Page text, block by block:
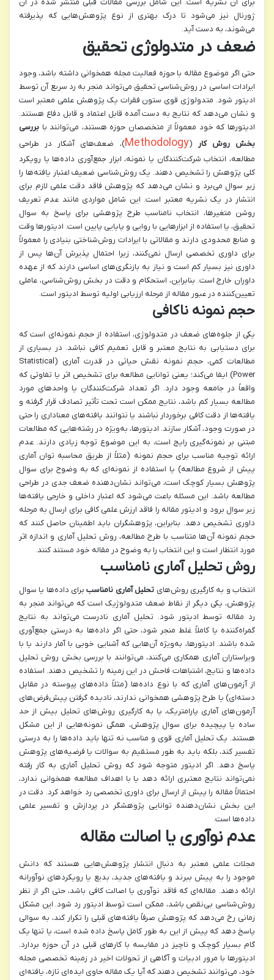
ژورنال نیز می‌شود تا درک بهتری از نوع پژوهش‌هایی که پذیرفته
می‌شوند، به دست آید.
ضعف در متدولوژی تحقیق
حتی اگر موضوع مقاله با حوزه فعالیت مجله همخوانی داشته باشد، وجود
ایرادات اساسی در روش‌شناسی تحقیق می‌تواند منجر به رد سریع آن توسط
ادیتور شود. متدولوژی قوی ستون فقرات یک پژوهش علمی معتبر است
و نشان می‌دهد که نتایج به دست آمده قابل اعتماد و قابل دفاع هستند.
ادیتورها که خود معمولاً از متخصصان حوزه هستند، می‌توانند با بررسی
بخش روش کار
(
Methodology)، ضعف‌های آشکار در طراحی
مطالعه، انتخاب شرکت‌کنندگان یا نمونه، ابزار جمع‌آوری داده‌ها یا رویکرد
کلی پژوهش را تشخیص دهند. یک روش‌شناسی ضعیف اعتبار یافته‌ها را
زیر سوال می‌برد و نشان می‌دهد که پژوهش فاقد دقت علمی لازم برای
انتشار در یک نشریه معتبر است. این شامل مواردی مانند عدم تعریف
روشن متغیرها، انتخاب نامناسب طرح پژوهشی برای پاسخ به سوال
تحقیق، یا استفاده از ابزارهایی با روایی و پایایی پایین است. ادیتورها وقت
و منابع محدودی دارند و مقالاتی با ایرادات روش‌شناختی بنیادی را معمولاً
برای داوری تخصصی ارسال نمی‌کنند، زیرا احتمال پذیرش آن‌ها پس از
داوری نیز بسیار کم است و نیاز به بازنگری‌های اساسی دارند که از عهده
داوران خارج است. بنابراین، استحکام و دقت در بخش روش‌شناسی، عاملی
تعیین‌کننده در عبور مقاله از مرحله ارزیابی اولیه توسط ادیتور است.
حجم نمونه ناکافی
یکی از جلوه‌های ضعف در متدولوژی، استفاده از حجم نمونه‌ای است که
برای دستیابی به نتایج معتبر و قابل تعمیم کافی نباشد. در بسیاری از
مطالعات کمی، حجم نمونه نقش حیاتی در قدرت آماری (Statistical
Power) ایفا می‌کند؛ یعنی توانایی مطالعه برای تشخیص اثر یا تفاوتی که
واقعاً در جامعه وجود دارد. اگر تعداد شرکت‌کنندگان یا واحدهای مورد
مطالعه بسیار کم باشد، نتایج ممکن است تحت تأثیر تصادف قرار گرفته و
یافته‌ها از دقت کافی برخوردار نباشند یا نتوانند یافته‌های معناداری را حتی
در صورت وجود، آشکار سازند. ادیتورها، به‌ویژه در رشته‌هایی که مطالعات
مبتنی بر نمونه‌گیری رایج است، به این موضوع توجه زیادی دارند. عدم
ارائه توجیه مناسب برای حجم نمونه (مثلاً از طریق محاسبه توان آماری
پیش از شروع مطالعه) یا استفاده از نمونه‌ای که به وضوح برای سوال
پژوهش بسیار کوچک است، می‌تواند نشان‌دهنده ضعف جدی در طراحی
مطالعه باشد. این مسئله باعث می‌شود که اعتبار داخلی و خارجی یافته‌ها
زیر سوال برود و ادیتور مقاله را فاقد ارزش علمی کافی برای ارسال به مرحله
داوری تشخیص دهد. بنابراین، پژوهشگران باید اطمینان حاصل کنند که
حجم نمونه آن‌ها متناسب با طرح مطالعه، روش تحلیل آماری و اندازه اثر
مورد انتظار است و این انتخاب را به وضوح در مقاله خود مستند کنند.
روش تحلیل آماری نامناسب
انتخاب و به کارگیری روش‌های تحلیل آماری نامناسببرای داده‌ها یا سوال
پژوهش، یکی دیگر از نقاط ضعف متدولوژیک است که می‌تواند منجر به
رد مقاله توسط ادیتور شود. تحلیل آماری نادرست می‌تواند به نتایج
گمراه‌کننده یا کاملاً غلط منجر شود، حتی اگر داده‌ها به درستی جمع‌آوری
شده باشند. ادیتورها، به‌ویژه آن‌هایی که آشنایی خوبی با آمار دارند یا با
ویراستاران آماری همکاری می‌کنند، می‌توانند با بررسی بخش روش تحلیل
داده‌ها و نتایج، اشتباهات فاحش در این زمینه را تشخیص دهند. استفاده
از آزمون‌های آماری که با نوع داده‌ها (مثلاً داده‌های پیوسته در مقابل
دسته‌ای) یا طرح پژوهشی همخوانی ندارند، نادیده گرفتن پیش‌فرض‌های
آزمون‌های آماری پارامتریک، یا به کارگیری روش‌های تحلیل بیش از حد
ساده یا پیچیده برای سوال پژوهش، همگی نمونه‌هایی از این مشکل
هستند. یک تحلیل آماری قوی و مناسب نه تنها باید داده‌ها را به درستی
تفسیر کند، بلکه باید به طور مستقیم به سوالات یا فرضیه‌های پژوهش
پاسخ دهد. اگر ادیتور متوجه شود که روش تحلیل آماری به کار رفته
نمی‌تواند نتایج معتبری ارائه دهد یا با اهداف مطالعه همخوانی ندارد،
احتمالاً مقاله را پیش از ارسال برای داوری تخصصی رد خواهد کرد. دقت در
این بخش نشان‌دهنده توانایی پژوهشگر در پردازش و تفسیر علمی
داده‌ها است.
عدم نوآوری یا اصالت مقاله
مجلات علمی معتبر به دنبال انتشار پژوهش‌هایی هستند که دانش
موجود را به پیش ببرند و یافته‌های جدید، بدیع یا رویکردهای نوآورانه
ارائه دهند. مقاله‌ای که فاقد نوآوری یا اصالت کافی باشد، حتی اگر از نظر
روش‌شناسی بی‌نقص باشد، ممکن است توسط ادیتور رد شود. این مشکل
زمانی رخ می‌دهد که پژوهش صرفاً یافته‌های قبلی را تکرار کند، به سوالی
پاسخ دهد که پیش از این به طور کامل پاسخ داده شده است، یا تنها یک
گام بسیار کوچک و ناچیز در مقایسه با کارهای قبلی در آن حوزه بردارد.
ادیتورها با مرور ادبیات و آگاهی از تحولات اخیر در زمینه تخصصی مجله
خود، می‌توانند تشخیص دهند که آیا یک مقاله حاوی ایده‌ای تازه، یافته‌ای